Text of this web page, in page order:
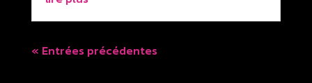
« Entrées précédentes